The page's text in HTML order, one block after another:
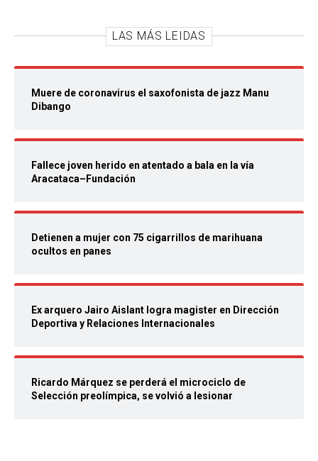
LAS MÁS LEIDAS
Muere de coronavirus el saxofonista de jazz Manu
Dibango
Fallece joven herido en atentado a bala en la vía
Aracataca–Fundación
Detienen a mujer con 75 cigarrillos de marihuana
ocultos en panes
Ex arquero Jairo Aislant logra magister en Dirección
Deportiva y Relaciones Internacionales
Ricardo Márquez se perderá el microciclo de
Selección preolímpica, se volvió a lesionar